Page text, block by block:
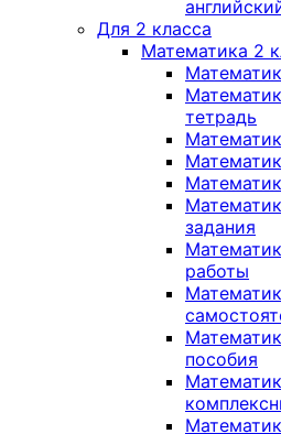
Для 2 класса
Математика 2
тетрадь
задания
работы
пособия